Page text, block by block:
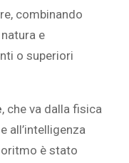
combinando
e
o superiori
, che va dalla fisica
all’intelligenza
è stato